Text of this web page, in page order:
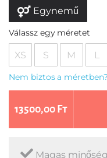
Egynemű
Válassz egy méretet
XS S M L
Nem biztos a méretben?
13500,00 Ft
Magas